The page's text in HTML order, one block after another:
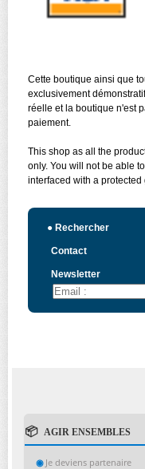
Cette boutique ainsi que
exclusivement
réelle et la boutique n'est
paiement.
This shop as all the
only. You will not be able
interfaced with a protected
● Rechercher
Contact
Newsletter
AGIR ENSEMBLES
Je deviens partenaire